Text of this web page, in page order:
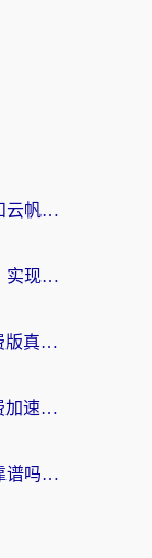
海外党必看：穿梭VPN好用吗？和云帆VPN对比哪个回国效果更好？附真实测评+避坑指南
海外党必看：如何选对国内VPN，实现无缝访问国内资源？
海外党必看：加速器下载永久免费版真的存在吗？教你无缝访问国内资源的正确姿势
海外党自救指南：用一个小时免费加速器，轻松打破国内资源访问壁垒？
海外党必看：中国VPN免费真的靠谱吗？手把手教你选对回国加速器